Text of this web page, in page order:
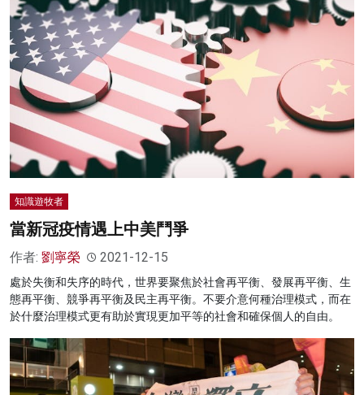
知識遊牧者
當新冠疫情遇上中美鬥爭
作者: 劉寧榮 2021-12-15
處於失衡和失序的時代，世界要聚焦於社會再平衡、發展再平衡、生
態再平衡、競爭再平衡及民主再平衡。不要介意何種治理模式，而在
於什麼治理模式更有助於實現更加平等的社會和確保個人的自由。